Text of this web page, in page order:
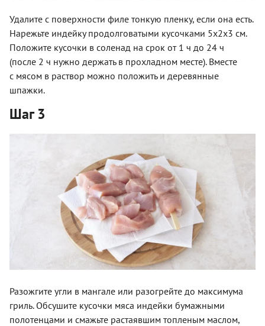
Удалите с поверхности филе тонкую пленку, если она есть.
Нарежьте индейку продолговатыми кусочками 5х2х3 см.
Положите кусочки в соленад на срок от 1 ч до 24 ч
(после­ 2 ч нужно держать в прохладном месте). Вместе
с мясом в раствор можно положить и деревянные
шпажки.
Шаг 3
Разожгите угли в мангале или разогрейте до максимума
гриль. Обсушите кусочки мяса индейки бумажными
полотенцами и смажьте растаявшим топленым маслом,